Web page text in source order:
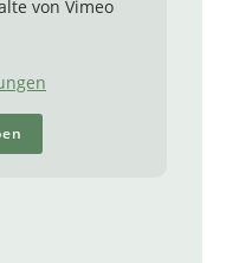
von Vimeo